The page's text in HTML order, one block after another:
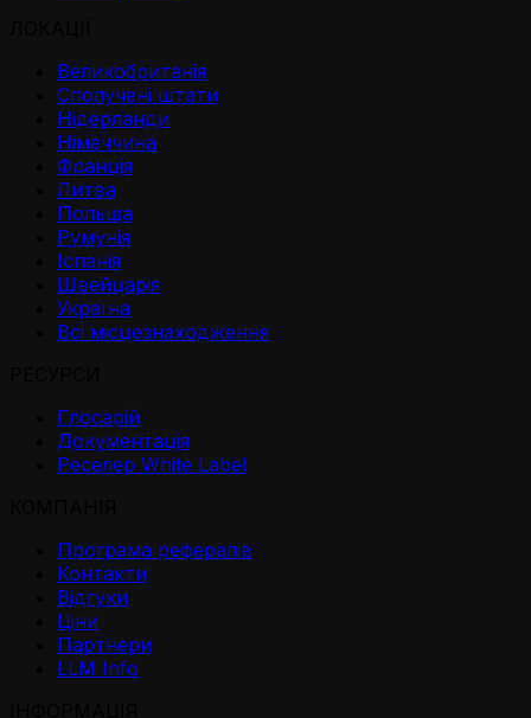
Великобританія
Сполучені штати
Нідерланди
Німеччина
Франція
Литва
Польща
Румунія
Іспанія
Швейцарія
Україна
Всі місцезнаходження
Глосарій
Документація
Реселер White Label
Програма рефералів
Контакти
Відгуки
Ціни
Партнери
LLM Info